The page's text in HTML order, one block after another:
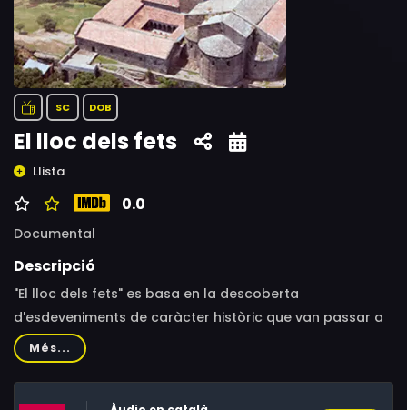
SC DOB
El lloc dels fets
Llista
0.0
Documental
Descripció
"El lloc dels fets" es basa en la descoberta
d'esdeveniments de caràcter històric que van passar a
llocs concrets d'arreu del país. El programa fa una
investigació periodística que vol resoldre misteris.
Més...